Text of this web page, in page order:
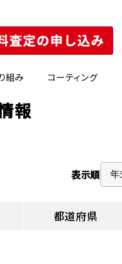
組み コーティング
報
表示順
都道府県